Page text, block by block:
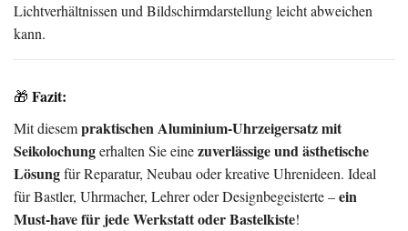
Lichtverhältnissen und Bildschirmdarstellung leicht abweichen
kann.
🎁 Fazit:
Mit diesempraktischen Aluminium-Uhrzeigersatz mit
Seikolochungerhalten Sie einezuverlässige und ästhetische
Lösungfür Reparatur, Neubau oder kreative Uhrenideen. Ideal
für Bastler, Uhrmacher, Lehrer oder Designbegeisterte –ein
Must-have für jede Werkstatt oder Bastelkiste!